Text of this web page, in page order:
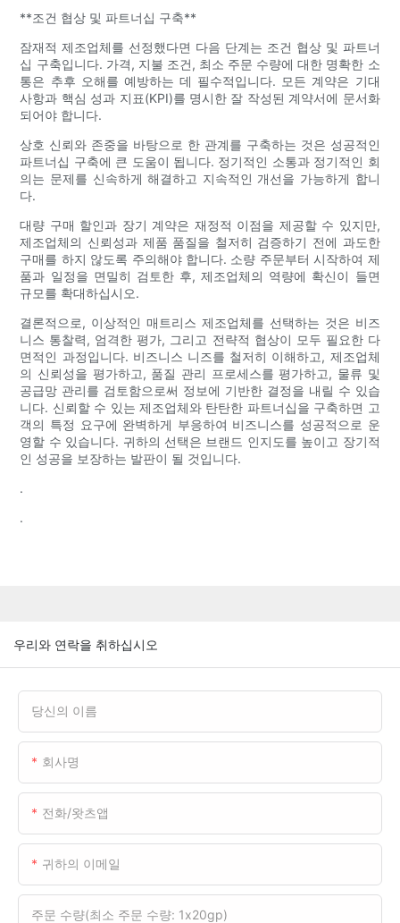
**조건 협상 및 파트너십 구축**
잠재적 제조업체를 선정했다면 다음 단계는 조건 협상 및 파트너
십 구축입니다. 가격, 지불 조건, 최소 주문 수량에 대한 명확한 소
통은 추후 오해를 예방하는 데 필수적입니다. 모든 계약은 기대
사항과 핵심 성과 지표(KPI)를 명시한 잘 작성된 계약서에 문서화
되어야 합니다.
상호 신뢰와 존중을 바탕으로 한 관계를 구축하는 것은 성공적인
파트너십 구축에 큰 도움이 됩니다. 정기적인 소통과 정기적인 회
의는 문제를 신속하게 해결하고 지속적인 개선을 가능하게 합니
다.
대량 구매 할인과 장기 계약은 재정적 이점을 제공할 수 있지만,
제조업체의 신뢰성과 제품 품질을 철저히 검증하기 전에 과도한
구매를 하지 않도록 주의해야 합니다. 소량 주문부터 시작하여 제
품과 일정을 면밀히 검토한 후, 제조업체의 역량에 확신이 들면
규모를 확대하십시오.
결론적으로, 이상적인 매트리스 제조업체를 선택하는 것은 비즈
니스 통찰력, 엄격한 평가, 그리고 전략적 협상이 모두 필요한 다
면적인 과정입니다. 비즈니스 니즈를 철저히 이해하고, 제조업체
의 신뢰성을 평가하고, 품질 관리 프로세스를 평가하고, 물류 및
공급망 관리를 검토함으로써 정보에 기반한 결정을 내릴 수 있습
니다. 신뢰할 수 있는 제조업체와 탄탄한 파트너십을 구축하면 고
객의 특정 요구에 완벽하게 부응하여 비즈니스를 성공적으로 운
영할 수 있습니다. 귀하의 선택은 브랜드 인지도를 높이고 장기적
인 성공을 보장하는 발판이 될 것입니다.
.
.
우리와 연락을 취하십시오
당신의 이름
회사명
전화/왓츠앱
귀하의 이메일
주문 수량(최소 주문 수량: 1x20gp)